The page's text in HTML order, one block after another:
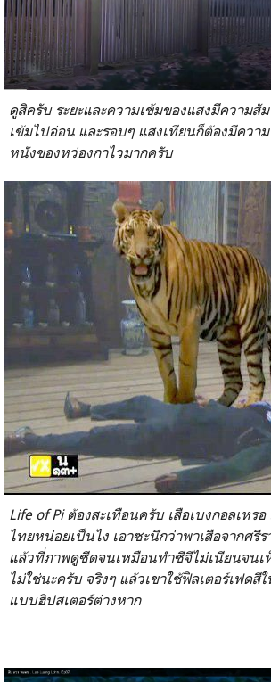
ดูสิครับ ระยะและความเข้มของแสงมีความสั
เข้มไปอ่อน และรอบๆ แสงเทียนก็ต้องมีควา
หนังของหว่องกาไวมากครับ
Life of Pi ต้องสะเทือนครับ เสือเบงกอลเหรอ
ไทยหน่อยเป็นไง เอาซะนึกว่าพาเสือจากศรี
แล้วที่ภาพดูซีดจนเหมือนทำซีจีไม่เนียนจนเ
ไม่ใช่นะครับ จริงๆ แล้วเขาใช้ฟิลเตอร์เฟด
แบบฮิปสเตอร์ต่างหาก